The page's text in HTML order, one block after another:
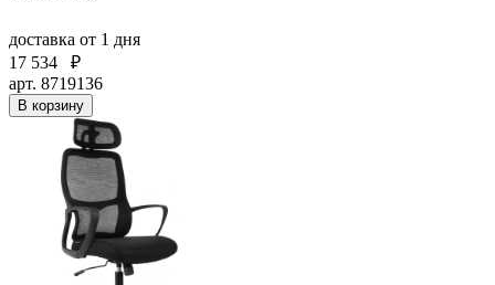
доставка от 1 дня
17 534
₽
арт. 8719136
В корзину